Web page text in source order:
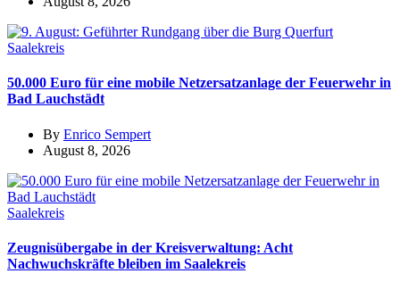
Saalekreis
50.000 Euro für eine mobile Netzersatzanlage der Feuerwehr in
Bad Lauchstädt
By Enrico Sempert
August 8, 2026
Saalekreis
Zeugnisübergabe in der Kreisverwaltung: Acht
Nachwuchskräfte bleiben im Saalekreis